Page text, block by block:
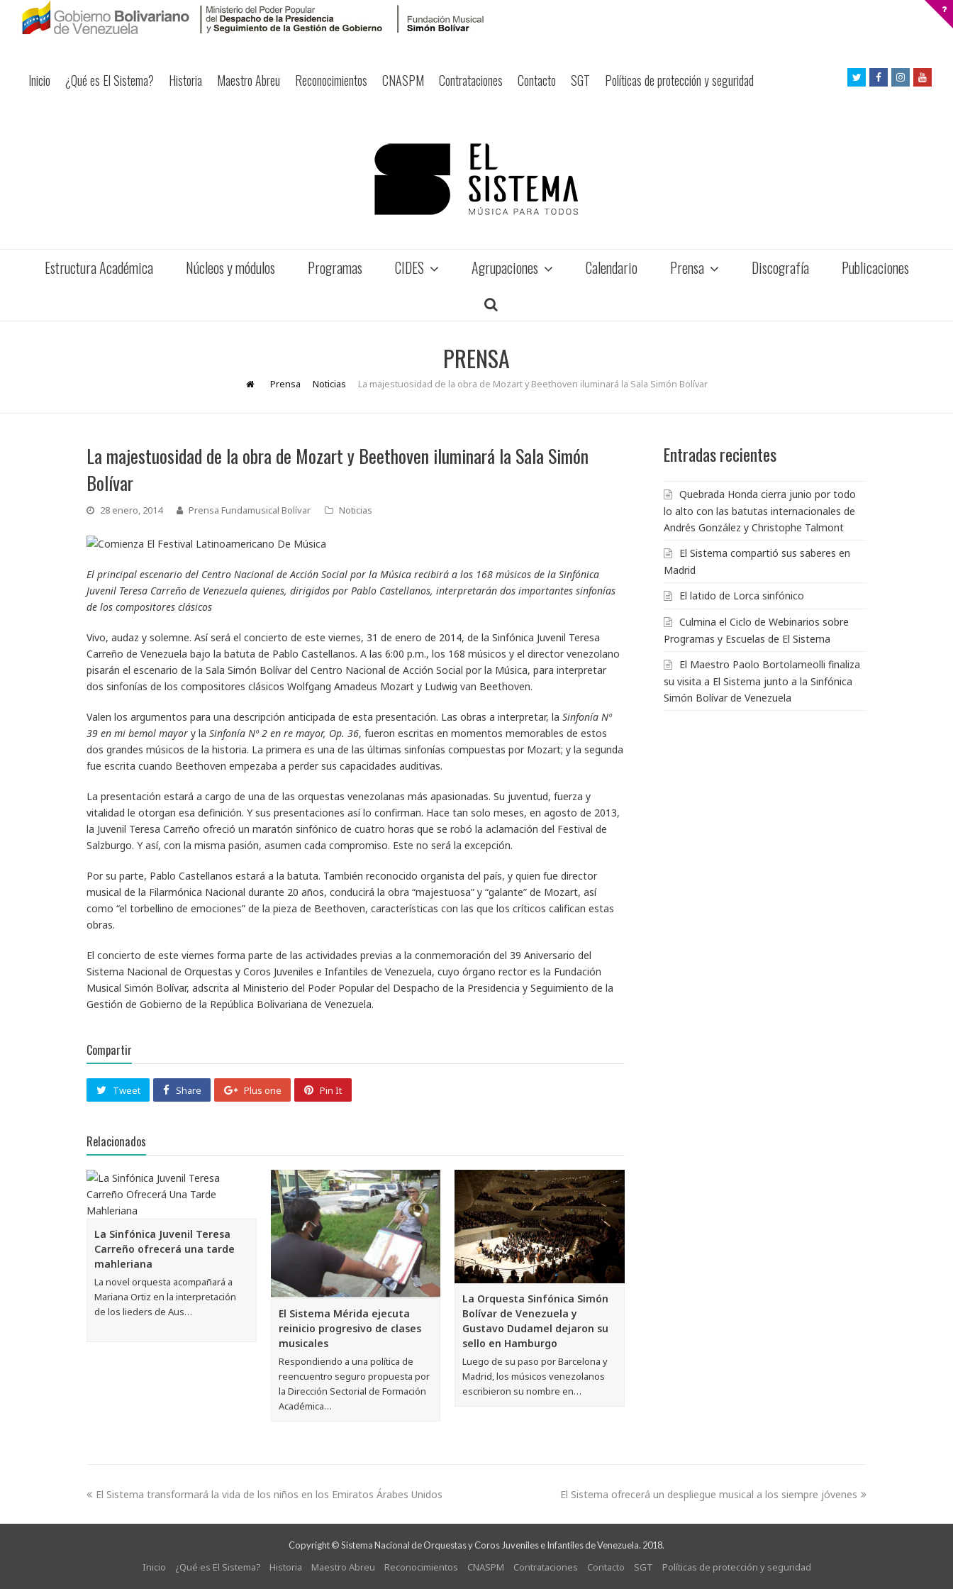
Inicio ¿Qué es El Sistema? Historia Maestro Abreu Reconocimientos CNASPM Contrataciones Contacto SGT Políticas de protección y seguridad
TwitterFacebookInstagram
Estructura Académica Núcleos y módulos Programas CIDES Agrupaciones Calendario Prensa Discografía Publicaciones
PRENSA
Prensa Noticias La majestuosidad de la obra de Mozart y Beethoven iluminará la Sala Simón Bolívar
La majestuosidad de la obra de Mozart y Beethoven iluminará la Sala Simón
Bolívar
28 enero, 2014 Prensa Fundamusical Bolívar Noticias
El principal escenario del Centro Nacional de Acción Social por la Música recibirá a los 168 músicos de la Sinfónica
Juvenil Teresa Carreño de Venezuela quienes, dirigidos por Pablo Castellanos, interpretarán dos importantes sinfonías
de los compositores clásicos
Vivo, audaz y solemne. Así será el concierto de este viernes, 31 de enero de 2014, de la Sinfónica Juvenil Teresa
Carreño de Venezuela bajo la batuta de Pablo Castellanos. A las 6:00 p.m., los 168 músicos y el director venezolano
pisarán el escenario de la Sala Simón Bolívar del Centro Nacional de Acción Social por la Música, para interpretar
dos sinfonías de los compositores clásicos Wolfgang Amadeus Mozart y Ludwig van Beethoven.
Valen los argumentos para una descripción anticipada de esta presentación. Las obras a interpretar, la Sinfonía Nº
39 en mi bemol mayor y la Sinfonía Nº 2 en re mayor, Op. 36, fueron escritas en momentos memorables de estos
dos grandes músicos de la historia. La primera es una de las últimas sinfonías compuestas por Mozart; y la segunda
fue escrita cuando Beethoven empezaba a perder sus capacidades auditivas.
La presentación estará a cargo de una de las orquestas venezolanas más apasionadas. Su juventud, fuerza y
vitalidad le otorgan esa definición. Y sus presentaciones así lo confirman. Hace tan solo meses, en agosto de 2013,
la Juvenil Teresa Carreño ofreció un maratón sinfónico de cuatro horas que se robó la aclamación del Festival de
Salzburgo. Y así, con la misma pasión, asumen cada compromiso. Este no será la excepción.
Por su parte, Pablo Castellanos estará a la batuta. También reconocido organista del país, y quien fue director
musical de la Filarmónica Nacional durante 20 años, conducirá la obra “majestuosa” y “galante” de Mozart, así
como “el torbellino de emociones” de la pieza de Beethoven, características con las que los críticos califican estas
obras.
El concierto de este viernes forma parte de las actividades previas a la conmemoración del 39 Aniversario del
Sistema Nacional de Orquestas y Coros Juveniles e Infantiles de Venezuela, cuyo órgano rector es la Fundación
Musical Simón Bolívar, adscrita al Ministerio del Poder Popular del Despacho de la Presidencia y Seguimiento de la
Gestión de Gobierno de la República Bolivariana de Venezuela.
Compartir
Tweet Share Plus one Pin It
Relacionados
La Sinfónica Juvenil Teresa
Carreño ofrecerá una tarde
mahleriana
La novel orquesta acompañará a
Mariana Ortiz en la interpretación
de los lieders de Aus…
El Sistema Mérida ejecuta
reinicio progresivo de clases
musicales
Respondiendo a una política de
reencuentro seguro propuesta por
la Dirección Sectorial de Formación
Académica…
La Orquesta Sinfónica Simón
Bolívar de Venezuela y
Gustavo Dudamel dejaron su
sello en Hamburgo
Luego de su paso por Barcelona y
Madrid, los músicos venezolanos
escribieron su nombre en…
Entradas recientes
Quebrada Honda cierra junio por todo
lo alto con las batutas internacionales de
Andrés González y Christophe Talmont
El Sistema compartió sus saberes en
Madrid
El latido de Lorca sinfónico
Culmina el Ciclo de Webinarios sobre
Programas y Escuelas de El Sistema
El Maestro Paolo Bortolameolli finaliza
su visita a El Sistema junto a la Sinfónica
Simón Bolívar de Venezuela
El Sistema transformará la vida de los niños en los Emiratos Árabes Unidos El Sistema ofrecerá un despliegue musical a los siempre jóvenes
Copyright © Sistema Nacional de Orquestas y Coros Juveniles e Infantiles de Venezuela. 2018.
Inicio ¿Qué es El Sistema? Historia Maestro Abreu Reconocimientos CNASPM Contrataciones Contacto SGT Políticas de protección y seguridad